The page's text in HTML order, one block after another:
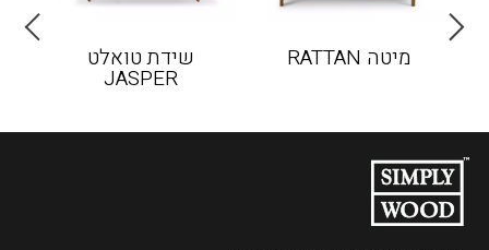
מיטה RATTAN שידת טואלט
JASPER